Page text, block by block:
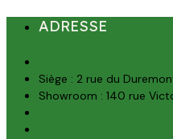
ADRESSE
Siège : 2 rue du
Showroom : 140 rue